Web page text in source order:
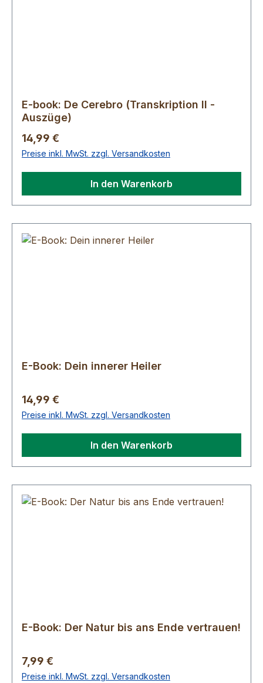
E-book: De Cerebro (Transkription II -
Auszüge)
Regulärer Preis:
14,99 €
Preise inkl. MwSt. zzgl. Versandkosten
In den Warenkorb
E-Book: Dein innerer Heiler
Regulärer Preis:
14,99 €
Preise inkl. MwSt. zzgl. Versandkosten
In den Warenkorb
E-Book: Der Natur bis ans Ende vertrauen!
Regulärer Preis:
7,99 €
Preise inkl. MwSt. zzgl. Versandkosten